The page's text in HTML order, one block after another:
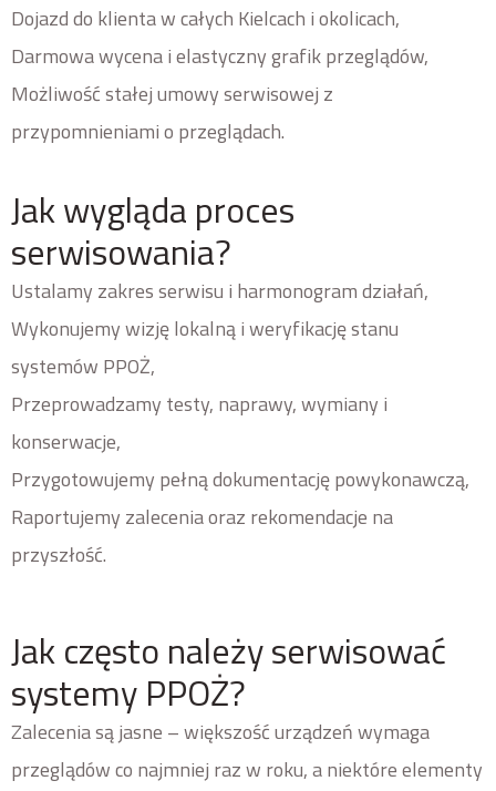
Dojazd do klienta w całych Kielcach i okolicach,
Darmowa wycena i elastyczny grafik przeglądów,
Możliwość stałej umowy serwisowej z
przypomnieniami o przeglądach.
Jak wygląda proces
serwisowania?
Ustalamy zakres serwisu i harmonogram działań,
Wykonujemy wizję lokalną i weryfikację stanu
systemów PPOŻ,
Przeprowadzamy testy, naprawy, wymiany i
konserwacje,
Przygotowujemy pełną dokumentację powykonawczą,
Raportujemy zalecenia oraz rekomendacje na
przyszłość.
Jak często należy serwisować
systemy PPOŻ?
Zalecenia są jasne – większość urządzeń wymaga
przeglądów co najmniej raz w roku, a niektóre elementy